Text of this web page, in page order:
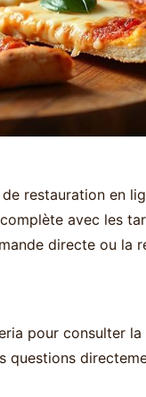
restauration en
avec les
directe ou la
pour consulter
questions